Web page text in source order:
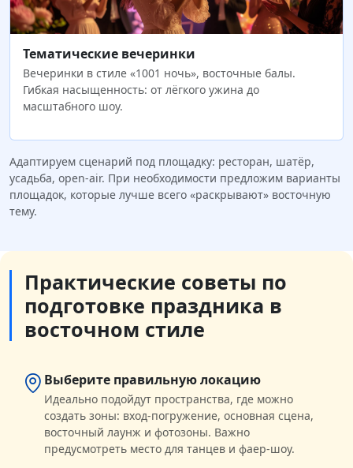
Тематические вечеринки
Вечеринки в стиле «1001 ночь», восточные балы.
Гибкая насыщенность: от лёгкого ужина до
масштабного шоу.
Адаптируем сценарий под площадку: ресторан, шатёр,
усадьба, open‑air. При необходимости предложим варианты
площадок, которые лучше всего «раскрывают» восточную
тему.
Практические советы по
подготовке праздника в
восточном стиле
Выберите правильную локацию
Идеально подойдут пространства, где можно
создать зоны: вход-погружение, основная сцена,
восточный лаунж и фотозоны. Важно
предусмотреть место для танцев и фаер-шоу.